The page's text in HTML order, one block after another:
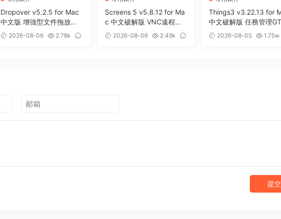
Dropover v5.2.5 for Mac
中文版 增強型文件拖放暫
存備用整理工具
2026-08-06
2.78k
Screens 5 v5.8.12 for Ma
c 中文破解版 VNC遠程桌
面客戶端應用程序
2026-08-06
2.49k
Things3 v3.22.13 for
中文破解版 任務管理
效率工具
2026-08-05
1.75w
提交